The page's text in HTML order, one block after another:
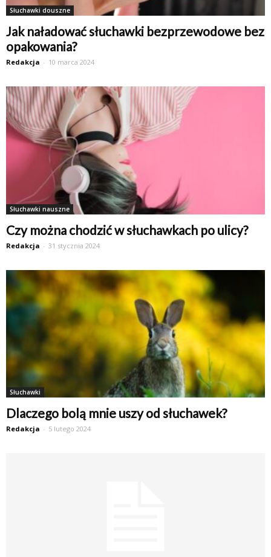
Słuchawki douszne
Jak naładować słuchawki bezprzewodowe bez
opakowania?
Redakcja - 10 marca 2024
Słuchawki nauszne
Czy można chodzić w słuchawkach po ulicy?
Redakcja - 31 stycznia 2024
Słuchawki
Dlaczego bolą mnie uszy od słuchawek?
Redakcja - 5 lutego 2024